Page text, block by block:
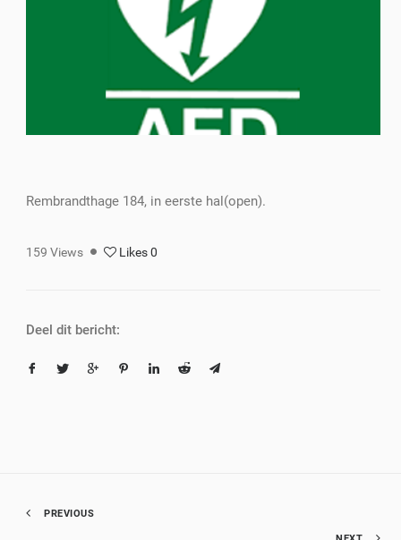
Rembrandthage 184, in eerste hal(open).
159 Views Likes0
Deel dit bericht:
PREVIOUS